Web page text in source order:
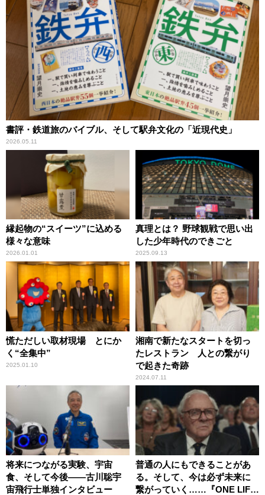
書評・鉄道旅のバイブル、そして駅弁文化の「近現代史」
2026.05.11
縁起物の“スイーツ”に込める
様々な意味
2026.01.01
真理とは？ 野球観戦で思い出
した少年時代のできごと
2025.09.13
慌ただしい取材現場 とにか
く“全集中”
2025.01.10
湘南で新たなスタートを切っ
たレストラン 人との繋がり
で起きた奇跡
2024.07.11
将来につながる実験、宇宙
食、そして今後――古川聡宇
宙飛行士単独インタビュー
普通の人にもできることがあ
る。そして、今は必ず未来に
繋がっていく……『ONE LIFE